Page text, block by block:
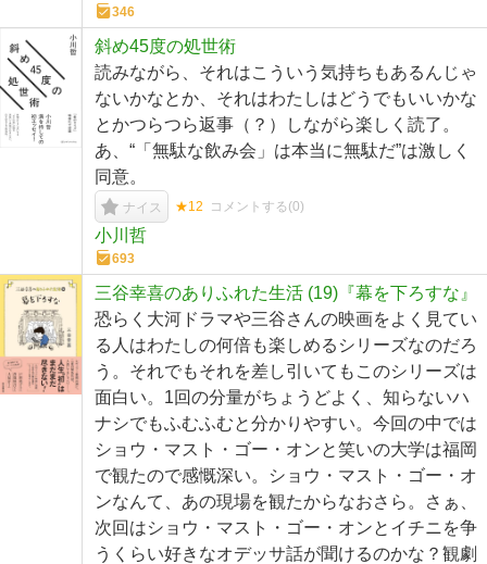
346
斜め45度の処世術
読みながら、それはこういう気持ちもあるんじゃ
ないかなとか、それはわたしはどうでもいいかな
とかつらつら返事（？）しながら楽しく読了。
あ、“「無駄な飲み会」は本当に無駄だ”は激しく
同意。
ナイス ★12 コメントする(0)
小川哲
693
三谷幸喜のありふれた生活 (19)『幕を下ろすな』
恐らく大河ドラマや三谷さんの映画をよく見てい
る人はわたしの何倍も楽しめるシリーズなのだろ
う。それでもそれを差し引いてもこのシリーズは
面白い。1回の分量がちょうどよく、知らないハ
ナシでもふむふむと分かりやすい。今回の中では
ショウ・マスト・ゴー・オンと笑いの大学は福岡
で観たので感慨深い。ショウ・マスト・ゴー・オ
ンなんて、あの現場を観たからなおさら。さぁ、
次回はショウ・マスト・ゴー・オンとイチニを争
うくらい好きなオデッサ話が聞けるのかな？観劇